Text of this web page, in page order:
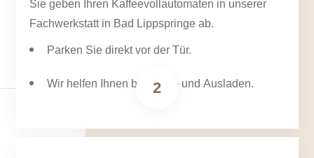
Sie geben Ihren Kaffeevollautomaten in unserer
Fachwerkstatt in Bad Lippspringe ab.
Parken Sie direkt vor der Tür.
Wir helfen Ihnen beim Ein- und Ausladen.
2